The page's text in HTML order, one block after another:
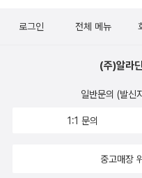
로그인 전체 메뉴
(주)알라
일반문의 (발신
1:1 문의
중고매장